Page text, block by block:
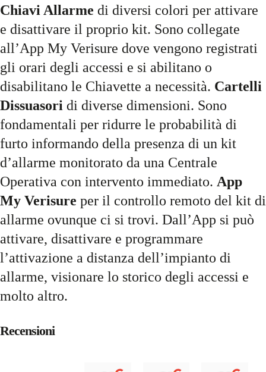
Chiavi Allarme di diversi colori per attivare
e disattivare il proprio kit. Sono collegate
all’App My Verisure dove vengono registrati
gli orari degli accessi e si abilitano o
disabilitano le Chiavette a necessità. Cartelli
Dissuasori di diverse dimensioni. Sono
fondamentali per ridurre le probabilità di
furto informando della presenza di un kit
d’allarme monitorato da una Centrale
Operativa con intervento immediato. App
My Verisure per il controllo remoto del kit di
allarme ovunque ci si trovi. Dall’App si può
attivare, disattivare e programmare
l’attivazione a distanza dell’impianto di
allarme, visionare lo storico degli accessi e
molto altro.
Recensioni